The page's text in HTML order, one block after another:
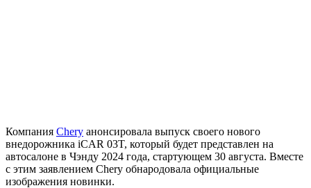
Компания Chery анонсировала выпуск своего нового
внедорожника iCAR 03T, который будет представлен на
автосалоне в Чэнду 2024 года, стартующем 30 августа. Вместе
с этим заявлением Chery обнародовала официальные
изображения новинки.